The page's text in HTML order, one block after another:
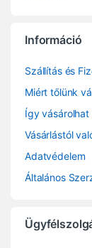
Információ
Szállítás és
Miért tőlünk
Így
Vásárlástól
Adatvédelem
Általános